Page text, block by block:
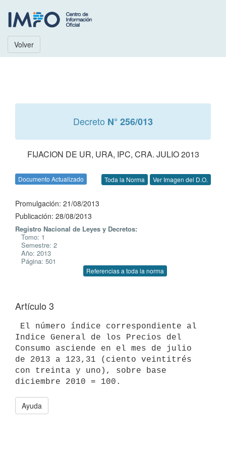
Volver
Decreto N° 256/013
FIJACION DE UR, URA, IPC, CRA. JULIO 2013
Documento Actualizado Toda la Norma Ver Imagen del D.O.
Promulgación: 21/08/2013
Publicación: 28/08/2013
Registro Nacional de Leyes y Decretos:
Tomo: 1
Semestre: 2
Año: 2013
Página: 501
Referencias a toda la norma
Artículo 3
Indice General de los Precios del
Consumo asciende en el mes de julio
de 2013 a 123,31 (ciento veintitrés
con treinta y uno), sobre base
Ayuda